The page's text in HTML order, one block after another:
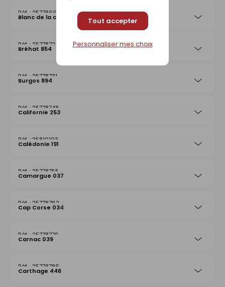
Tout accepter
Personnaliser mes choix
25778663
Blanc de la côte
25778724
Bréhat 854
25778731
Burgos 894
25778748
Californie 253
25810103
Calédonie 191
25778755
Camargue 037
25778762
Cap Corse 034
25778779
Carnac 039
25778786
Carthage 446